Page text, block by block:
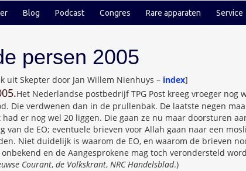
Blog Podcast Congres Rare apparaten Service
persen 2005
uit Skepter door Jan Willem Nienhuys – index]
Het Nederlandse postbedrijf TPG Post kreeg vroeger nog
Die verdwenen dan in de prullenbak. De laatste negen
had er nog wel 20 liggen. Die gaan ze nu maar doorsturen
van de EO; eventuele brieven voor Allah gaan naar een
Niet duidelijk is waarom de EO, en waarom de brieven
en de Aangesprokene mag toch verondersteld
Courant, de Volkskrant, NRC Handelsblad.)